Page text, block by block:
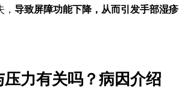
导致屏障功能下降，从而引发手部湿疹
力有关吗？病因介绍